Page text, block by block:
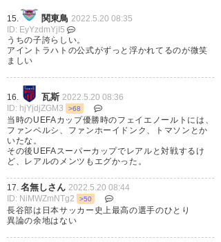
決勝、熱狂的な声援を送った #
フランクフルト のファン・サポ
ーターたち。 📸：Taka Nishina
— GOAL Japan (GoalJP_Official)
2022, 5月 19
夕焼け模様の #フランクフルト
🌆 日は沈みかけるも人々は 英雄
たちの帰還に大喝采👏😍🦅🏆
15. 関東鳥 2022.5.20 08:35
ID: EyYzdmYjI5
うちの子誇らしい。
アイントラハトの公式がずっと浮かれてるのが微笑
ましい
16. 瓦斯 2022.5.20 08:36
ID: hjYjdjZGM3
>68
当時のUEFAカップ優勝時のフェイエノールトには、
ファンペルシ、ファンホーイドンク、トマソンとか
いたな。
その後UEFAスーパーカップでレアルと対戦するけ
ど、レアルのメンツもエグかった。
17. 名無しさん 2022.5.20 08:44
ID: NiMWZmNTg2
>50
長谷部は日本サッカー史上最高の選手のひとり
異論の余地はない